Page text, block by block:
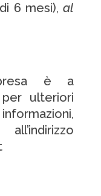
6 mesi),al
è a
ulteriori